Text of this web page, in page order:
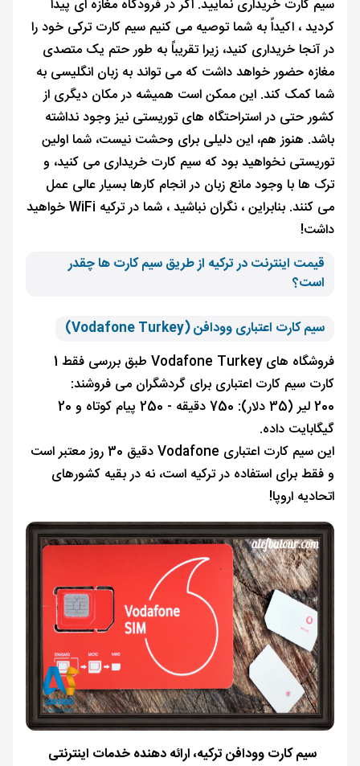
سیم کارت خریداری نمایید. اگر در فرودگاه مغازه ای پیدا
کردید ، اکیداً به شما توصیه می کنیم سیم کارت ترکی خود را
در آنجا خریداری کنید، زیرا تقریباً به طور حتم یک متصدی
مغازه حضور خواهد داشت که می تواند به زبان انگلیسی به
شما کمک کند. این ممکن است همیشه در مکان دیگری از
کشور حتی در استراحتگاه های توریستی نیز وجود نداشته
باشد. هنوز هم، این دلیلی برای وحشت نیست، شما اولین
توریستی نخواهید بود که سیم کارت خریداری می کنید، و
ترک ها با وجود مانع زبان در انجام کارها بسیار عالی عمل
می کنند. بنابراین ، نگران نباشید ، شما در ترکیه WiFi خواهید
داشت!
قیمت اینترنت در ترکیه از طریق سیم کارت ها چقدر
است؟
سیم کارت اعتباری وودافن (Vodafone Turkey)
فروشگاه های Vodafone Turkey طبق بررسی فقط 1
کارت سیم کارت اعتباری برای گردشگران می فروشند:
200 لیر (35 دلار): 750 دقیقه - 250 پیام کوتاه و 20
گیگابایت داده.
این سیم کارت اعتباری Vodafone دقیق 30 روز معتبر است
و فقط برای استفاده در ترکیه است، نه در بقیه کشورهای
اتحادیه اروپا!
سیم کارت وودافن ترکیه، ارائه دهنده خدمات اینترنتی